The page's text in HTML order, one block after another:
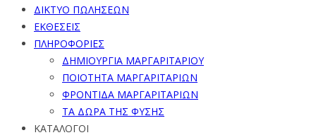
ΔΙΚΤΥΟ ΠΩΛΗΣΕΩΝ
ΕΚΘΕΣΕΙΣ
ΠΛΗΡΟΦΟΡΙΕΣ
ΔΗΜΙΟΥΡΓΙΑ ΜΑΡΓΑΡΙΤΑΡΙΟΥ
ΠΟΙΟΤΗΤΑ ΜΑΡΓΑΡΙΤΑΡΙΩΝ
ΦΡΟΝΤΙΔΑ ΜΑΡΓΑΡΙΤΑΡΙΩΝ
ΤΑ ΔΩΡΑ ΤΗΣ ΦΥΣΗΣ
ΚΑΤΑΛΟΓΟΙ